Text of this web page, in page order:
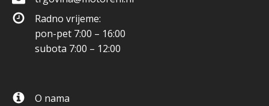
Radno vrijeme:
pon-pet 7:00 – 16:00
subota 7:00 – 12:00
O nama